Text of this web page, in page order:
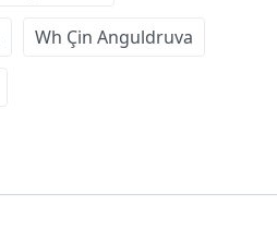
Wh Çin Anguldruva